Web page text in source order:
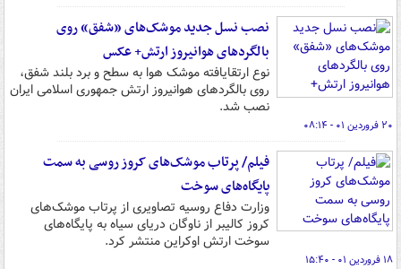
نصب نسل جدید موشک‌های «شفق» روی
بالگردهای هوانیروز ارتش+ عکس
نوع ارتقایافته موشک هوا به سطح و برد بلند شفق،
روی بالگردهای هوانیروز ارتش جمهوری اسلامی ایران
نصب شد.
۲۰ فروردین ۰۱ - ۰۸:۱۴
فیلم/ پرتاب موشک‌های کروز روسی به سمت
پایگاه‌های سوخت
وزارت دفاع روسیه تصاویری از پرتاب موشک‌های
کروز کالیبر از ناوگان دریای سیاه به پایگاه‌های
سوخت ارتش اوکراین منتشر کرد.
۱۸ فروردین ۰۱ - ۱۵:۴۰